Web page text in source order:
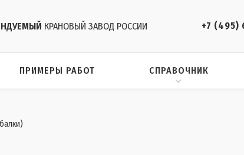
КРАНОВЫЙ ЗАВОД РОССИИ +7 (495)
ПРИМЕРЫ РАБОТ СПРАВОЧНИК